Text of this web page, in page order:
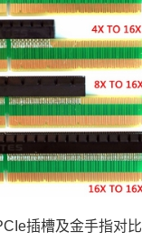
插槽及金手指对比